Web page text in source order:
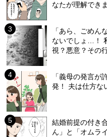
なたが理解でき
「あら、ごめん
ないでしょ…！
視？悪意？その
「義母の発言
発！ 夫は仕方な
結婚前提の付き
ん」と「オムラ